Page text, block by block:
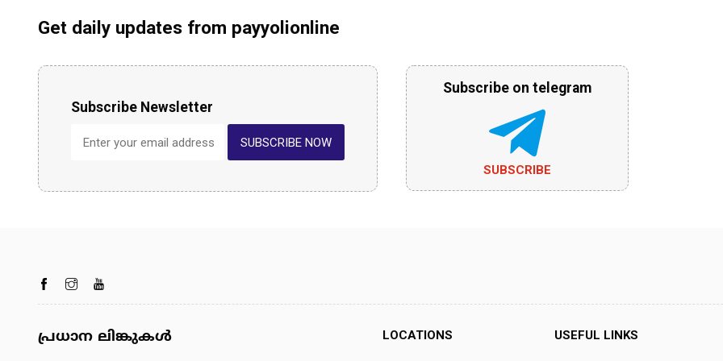
Get daily updates from payyolionline
Subscribe Newsletter
SUBSCRIBE NOW
Subscribe on telegram
SUBSCRIBE
പ്രധാന ലിങ്കുകൾ LOCATIONS USEFUL LINKS